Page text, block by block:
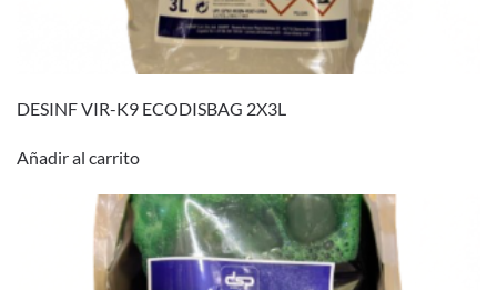
DESINF VIR-K9 ECODISBAG 2X3L
Añadir al carrito